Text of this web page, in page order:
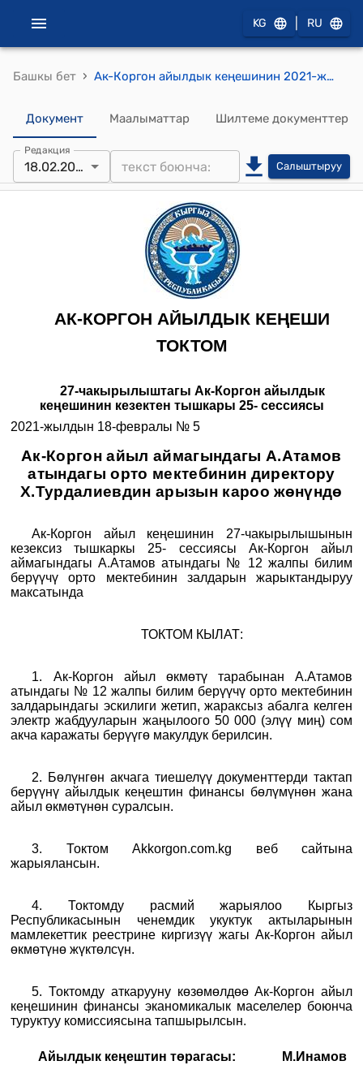
KG RU
Башкы бет › Ак-Коргон айылдык кеңешинин 2021-жылдын 18-февралындагы № 5 "Ак-Коргон айыл аймагындагы А.Атамов атындагы орто мектебинин директору Х.Турдалиевдин арызын кароо жөнүндө" токтому
Документ Маалыматтар Шилтеме документтер
Редакция
18.02.2021 Салыштыруу